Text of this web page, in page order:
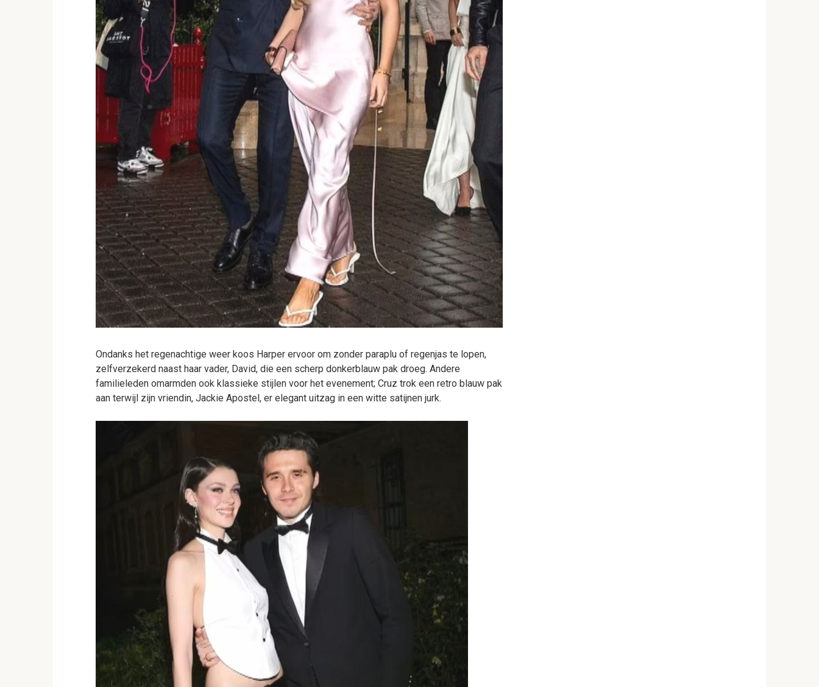
Ondanks het regenachtige weer koos Harper ervoor om zonder paraplu of regenjas te lopen,
zelfverzekerd naast haar vader, David, die een scherp donkerblauw pak droeg. Andere
familieleden omarmden ook klassieke stijlen voor het evenement; Cruz trok een retro blauw pak
aan terwijl zijn vriendin, Jackie Apostel, er elegant uitzag in een witte satijnen jurk.